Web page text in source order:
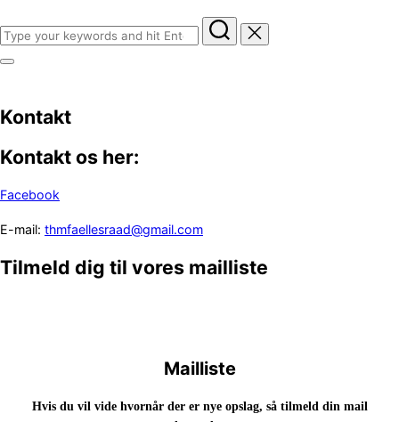
Search
for:
Toggle
navigation
Kontakt
Kontakt os her:
Facebook
E-mail: thmfaellesraad@gmail.com
Tilmeld dig til vores mailliste
Mailliste
Hvis du vil vide hvornår der er nye opslag, så tilmeld din mail